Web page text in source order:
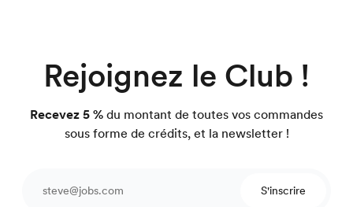
Rejoignez le Club !
Recevez 5 % du montant de toutes vos commandes
sous forme de crédits, et la newsletter !
S'inscrire